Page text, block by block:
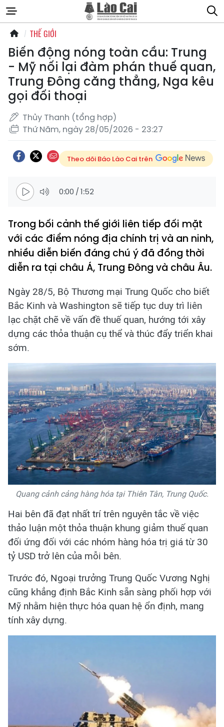
THẾ GIỚI
Biến động nóng toàn cầu: Trung
- Mỹ nối lại đàm phán thuế quan,
Trung Đông căng thẳng, Nga kêu
gọi đối thoại
Thủy Thanh (tổng hợp)
Thứ Năm, ngày 28/05/2026 - 23:27
Theo dõi Báo Lào Cai trên
0:00 /1:52
Trong bối cảnh thế giới liên tiếp đối mặt
với các điểm nóng địa chính trị và an ninh,
nhiều diễn biến đáng chú ý đã đồng thời
diễn ra tại châu Á, Trung Đông và châu Âu.
Ngày 28/5, Bộ Thương mại Trung Quốc cho biết
Bắc Kinh và Washington sẽ tiếp tục duy trì liên
lạc chặt chẽ về vấn đề thuế quan, hướng tới xây
dựng các thỏa thuận cụ thể và thúc đẩy triển khai
sớm.
Quang cảnh cảng hàng hóa tại Thiên Tân, Trung Quốc.
Hai bên đã đạt nhất trí trên nguyên tắc về việc
thảo luận một thỏa thuận khung giảm thuế quan
đối ứng đối với các nhóm hàng hóa trị giá từ 30
tỷ USD trở lên của mỗi bên.
Trước đó, Ngoại trưởng Trung Quốc Vương Nghị
cũng khẳng định Bắc Kinh sẵn sàng phối hợp với
Mỹ nhằm hiện thực hóa quan hệ ổn định, mang
tính xây dựng.